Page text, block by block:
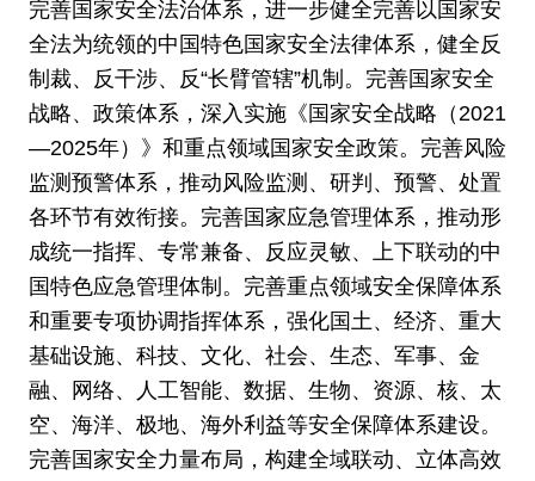
完善国家安全法治体系，进一步健全完善以国家安
全法为统领的中国特色国家安全法律体系，健全反
制裁、反干涉、反“长臂管辖”机制。完善国家安全
战略、政策体系，深入实施《国家安全战略（2021
—2025年）》和重点领域国家安全政策。完善风险
监测预警体系，推动风险监测、研判、预警、处置
各环节有效衔接。完善国家应急管理体系，推动形
成统一指挥、专常兼备、反应灵敏、上下联动的中
国特色应急管理体制。完善重点领域安全保障体系
和重要专项协调指挥体系，强化国土、经济、重大
基础设施、科技、文化、社会、生态、军事、金
融、网络、人工智能、数据、生物、资源、核、太
空、海洋、极地、海外利益等安全保障体系建设。
完善国家安全力量布局，构建全域联动、立体高效